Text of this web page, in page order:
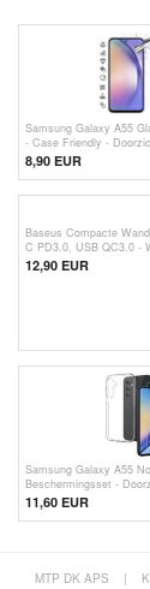
Samsung Galaxy A55
- Case Friendly -
8,90 EUR
Baseus Compacte
C PD3.0, USB QC3.0 -
12,90 EUR
Samsung Galaxy A55
Beschermingsset -
11,60 EUR
MTP DK APS |